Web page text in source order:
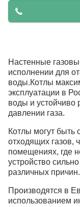
Настенные
исполнении для
воды.Котлы
эксплуатации в
воды и устойчиво
давлении газа.
Котлы могут быть
отходящих газов,
помещениях, где
устройство
различных причин.
Производятся в
использованием